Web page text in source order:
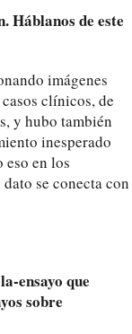
Háblanos de este
imágenes
clínicos, de
y hubo también
inesperado
eso en los
se conecta con
ensayo que
sobre